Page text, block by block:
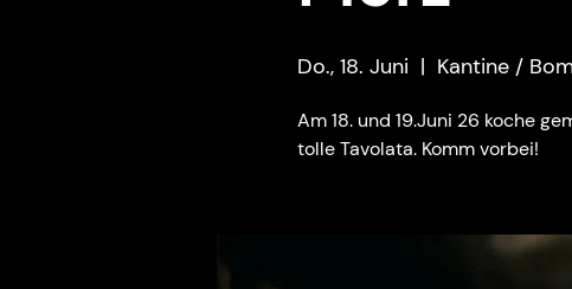
Do., 18. Juni
  |
Kantine /
Am 18. und 19.Juni 26 koche
tolle Tavolata. Komm vorbei!